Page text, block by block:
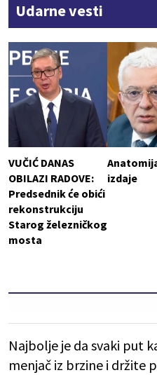
Udarne vesti
VUČIĆ DANAS
OBILAZI RADOVE:
Predsednik će obići
rekonstrukciju
Starog železničkog
mosta
izdaje
Najbolje je da svaki put
menjač iz brzine i držite